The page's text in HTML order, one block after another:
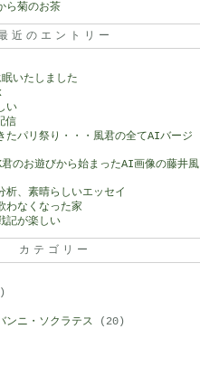
ら菊のお茶
近のエントリー
いたしました
い
信
たパリ祭り・・・風君の全てAIバージ
のお遊びから始まったAI画像の藤井風
析、素晴らしいエッセイ
なくなった家
記が楽しい
カテゴリー
ンニ・ソクラテス (20)